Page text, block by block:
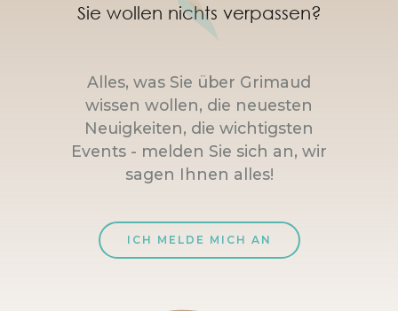
Sie wollen nichts verpassen?
Alles, was Sie über Grimaud
wissen wollen, die neuesten
Neuigkeiten, die wichtigsten
Events - melden Sie sich an, wir
sagen Ihnen alles!
ICH MELDE MICH AN